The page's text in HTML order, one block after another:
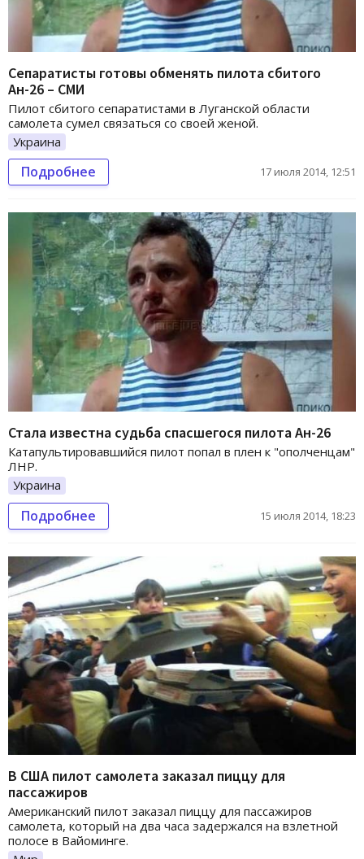
Сепаратисты готовы обменять пилота сбитого
Ан-26 – СМИ
Пилот сбитого сепаратистами в Луганской области
самолета сумел связаться со своей женой.
Украина
Подробнее 17 июля 2014, 12:51
Стала известна судьба спасшегося пилота Ан-26
Катапультировавшийся пилот попал в плен к "ополченцам"
ЛНР.
Украина
Подробнее 15 июля 2014, 18:23
В США пилот самолета заказал пиццу для
пассажиров
Американский пилот заказал пиццу для пассажиров
самолета, который на два часа задержался на взлетной
полосе в Вайоминге.